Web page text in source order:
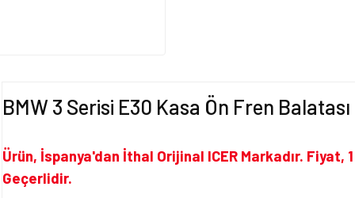
BMW 3 Serisi E30 Kasa Ön Fren
Ürün, İspanya'dan İthal Orijinal ICER Markadır. Fiyat,
Geçerlidir.